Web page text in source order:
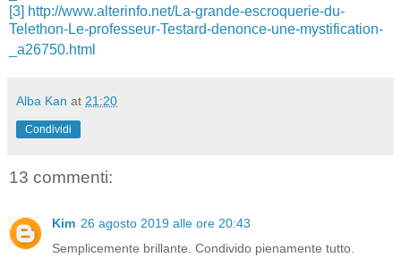
[3] http://www.alterinfo.net/La-grande-escroquerie-du-
Telethon-Le-professeur-Testard-denonce-une-mystification-
_a26750.html
Alba Kan at 21:20
Condividi
13 commenti:
Kim 26 agosto 2019 alle ore 20:43
Semplicemente brillante. Condivido pienamente tutto.